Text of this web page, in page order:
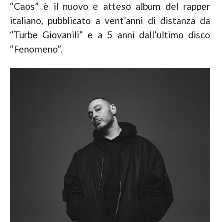
“Caos” è il nuovo e atteso album del rapper
italiano, pubblicato a vent’anni di distanza da
“Turbe Giovanili” e a 5 anni dall’ultimo disco
“Fenomeno”.